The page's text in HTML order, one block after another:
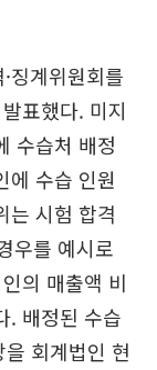
징계위원회를
표했다. 미지
수습처 배정
에 수습 인원
는 시험 합격
우를 예시로
의 매출액 비
. 배정된 수습
회계법인 현